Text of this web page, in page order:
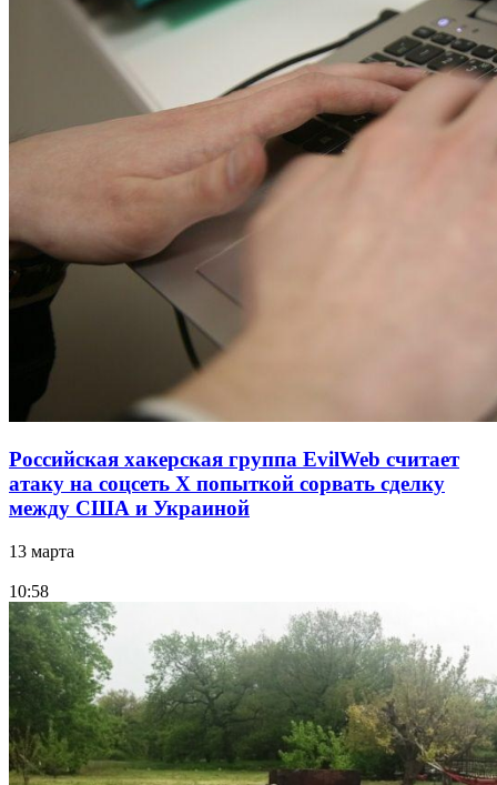
Российская хакерская группа EvilWeb считает
атаку на соцсеть Х попыткой сорвать сделку
между США и Украиной
13 марта
10:58